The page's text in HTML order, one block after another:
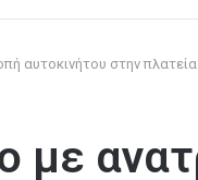
αυτοκινήτου στην
με